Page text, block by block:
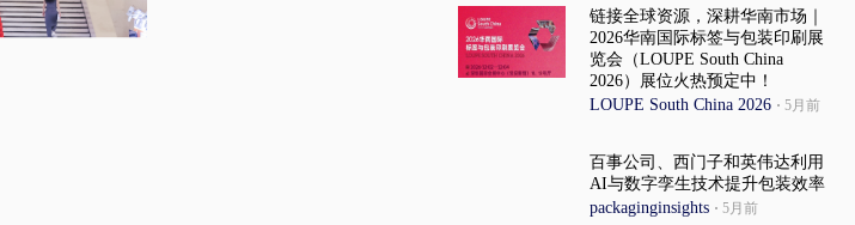
链接全球资源，深耕华南市场｜
2026华南国际标签与包装印刷展
览会（LOUPE South China
2026）展位火热预定中！
LOUPE South China 2026 · 5月前
百事公司、西门子和英伟达利用
AI与数字孪生技术提升包装效率
packaginginsights · 5月前